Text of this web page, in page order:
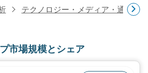
テクノロジー・メディア・通信研
市場規模とシェア